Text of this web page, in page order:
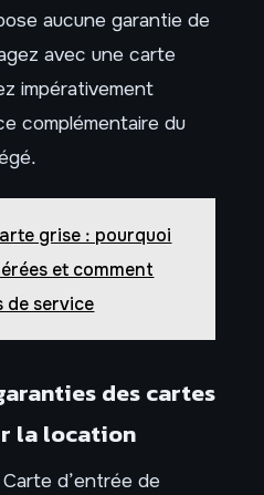
aucune garantie de
avec une carte
impérativement
complémentaire du
grise : pourquoi
et comment
de service
des cartes
la location
Carte d’entrée de